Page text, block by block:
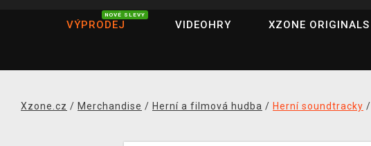
VÝPRODEJ
NOVÉ SLEVY
VIDEOHRY XZONE ORIGINALS
Xzone.cz / Merchandise / Herní a filmová hudba / Herní soundtracky /